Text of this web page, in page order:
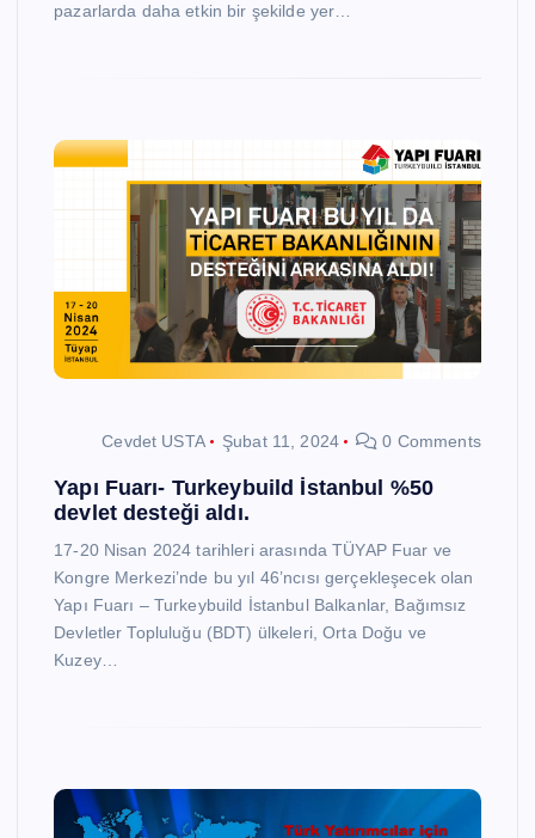
pazarlarda daha etkin bir şekilde yer…
Cevdet USTA Şubat 11, 2024 0 Comments
Yapı Fuarı- Turkeybuild İstanbul %50
devlet desteği aldı.
17-20 Nisan 2024 tarihleri arasında TÜYAP Fuar ve
Kongre Merkezi’nde bu yıl 46’ncısı gerçekleşecek olan
Yapı Fuarı – Turkeybuild İstanbul Balkanlar, Bağımsız
Devletler Topluluğu (BDT) ülkeleri, Orta Doğu ve
Kuzey…